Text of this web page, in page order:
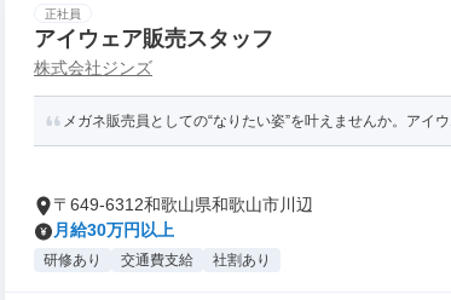
正社員
アイウェア販売スタッフ
株式会社ジンズ
メガネ販売員としての“なりたい姿”を叶えませんか。アイ
〒649-6312和歌山県和歌山市川辺
月給30万円以上
研修あり 交通費支給 社割あり